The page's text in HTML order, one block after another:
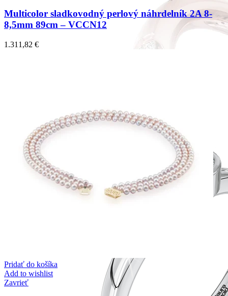
Multicolor sladkovodný perlový náhrdelník 2A 8-
8,5mm 89cm – VCCN12
1.311,82 €
Pridať do košíka
Add to wishlist
Zavrieť